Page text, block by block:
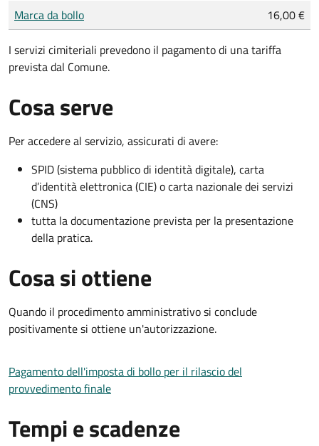
Tipo di pagamento
Importo
Marca da bollo 16,00 €
I servizi cimiteriali prevedono il pagamento di una tariffa
prevista dal Comune.
Cosa serve
Per accedere al servizio, assicurati di avere:
SPID (sistema pubblico di identità digitale), carta
d’identità elettronica (CIE) o carta nazionale dei servizi
(CNS)
tutta la documentazione prevista per la presentazione
della pratica.
Cosa si ottiene
Quando il procedimento amministrativo si conclude
positivamente si ottiene un'autorizzazione.
Pagamento dell'imposta di bollo per il rilascio del
provvedimento finale
Tempi e scadenze